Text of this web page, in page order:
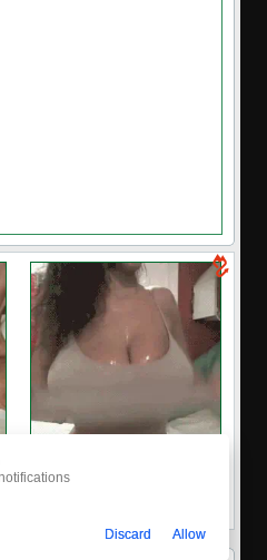
🔥ПОРНО-ЧАТ ОНЛАЙН🔥
Discard Allow